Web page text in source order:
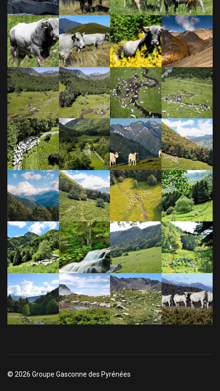
© 2026 Groupe Gasconne des Pyrénées